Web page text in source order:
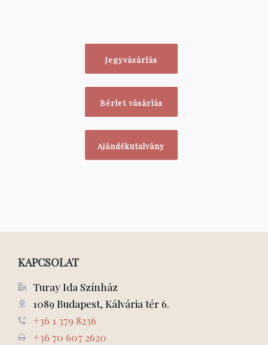
Jegyvásárlás
Bérlet vásárlás
Ajándékutalvány
KAPCSOLAT
Turay Ida Színház
1089 Budapest, Kálvária tér 6.
+36 1 379 8236
+36 70 607 2620